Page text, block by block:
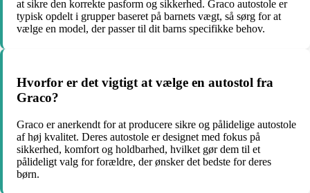
at sikre den korrekte pasform og sikkerhed. Graco autostole er
typisk opdelt i grupper baseret på barnets vægt, så sørg for at
vælge en model, der passer til dit barns specifikke behov.
Hvorfor er det vigtigt at vælge en autostol fra
Graco?
Graco er anerkendt for at producere sikre og pålidelige autostole
af høj kvalitet. Deres autostole er designet med fokus på
sikkerhed, komfort og holdbarhed, hvilket gør dem til et
pålideligt valg for forældre, der ønsker det bedste for deres
børn.